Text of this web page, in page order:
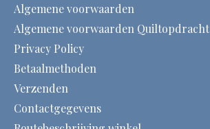
Algemene voorwaarden
Algemene voorwaarden Quiltopdracht
Privacy Policy
Betaalmethoden
Verzenden
Contactgegevens